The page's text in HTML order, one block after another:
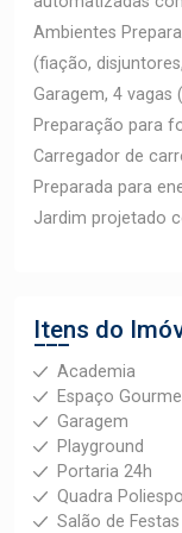
Ambientes
(fiação,
Garagem, 4 vagas
Preparação para
Carregador de
Preparada para
Jardim projetado
Itens do
Academia
Espaço
Garagem
Playground
Portaria 24h
Quadra
Salão de Festas